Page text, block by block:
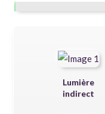
Lumière
indirect